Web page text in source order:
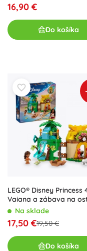
16,90 €
Do košíka
LEGO® Disney Princess
Vaiana a zábava na
Na sklade
17,50 €19,50 €
Do košíka